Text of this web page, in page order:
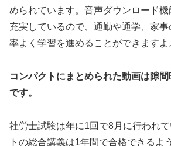
められています。音声ダウンロード
充実しているので、通勤や通学、家
率よく学習を進めることができますよ
コンパクトにまとめられた動画は隙
です。
社労士試験は年に1回で8月に行われ
トの総合講義は1年間で合格できるよ